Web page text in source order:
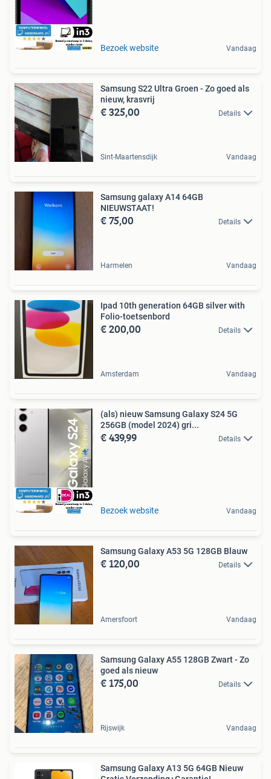
Bezoek website Vandaag
Samsung S22 Ultra Groen - Zo goed als
nieuw, krasvrij
€ 325,00 Details
Sint-Maartensdijk Vandaag
Samsung galaxy A14 64GB
NIEUWSTAAT!
€ 75,00 Details
Harmelen Vandaag
Ipad 10th generation 64GB silver with
Folio-toetsenbord
€ 200,00 Details
Amsterdam Vandaag
(als) nieuw Samsung Galaxy S24 5G
256GB (model 2024) gri...
€ 439,99 Details
Bezoek website Vandaag
Samsung Galaxy A53 5G 128GB Blauw
€ 120,00 Details
Amersfoort Vandaag
Samsung Galaxy A55 128GB Zwart - Zo
goed als nieuw
€ 175,00 Details
Rijswijk Vandaag
Samsung Galaxy A13 5G 64GB Nieuw